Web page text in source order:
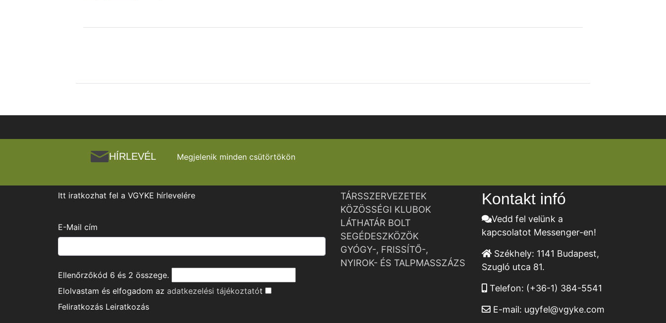
HÍRLEVÉL Megjelenik minden csütörtökön
Itt iratkozhat fel a VGYKE hírlevelére
E-Mail cím
Ellenőrzőkód 6 és 2 összege.
Elolvastam és elfogadom az adatkezelési tájékoztatót
Feliratkozás Leiratkozás
TÁRSSZERVEZETEK
KÖZÖSSÉGI KLUBOK
LÁTHATÁR BOLT
SEGÉDESZKÖZÖK
GYÓGY-, FRISSÍTŐ-,
NYIROK- ÉS TALPMASSZÁZS
Kontakt infó
Vedd fel velünk a
kapcsolatot Messenger-en!
Székhely: 1141 Budapest,
Szugló utca 81.
Telefon: (+36-1) 384-5541
E-mail: ugyfel@vgyke.com